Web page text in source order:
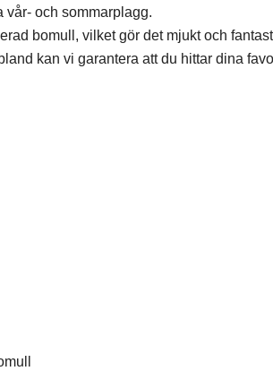
vår- och sommarplagg.
bomull, vilket gör det mjukt och
kan vi garantera att du hittar dina